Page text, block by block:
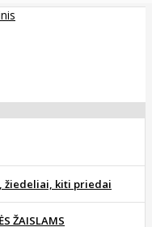
žiedeliai, kiti priedai
ŽAISLAMS